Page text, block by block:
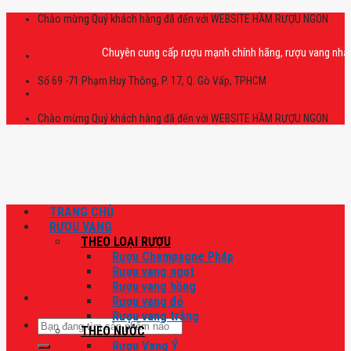
Skip
Chào mừng Quý khách hàng đã đến với WEBSITE HẦM RƯỢU NGON
Chuyên cung cấp rượu mạnh chính hãng, rượu vang nhập
Số 69 -71 Phạm Huy Thông, P. 17, Q. Gò Vấp, TPHCM
Chào mừng Quý khách hàng đã đến với WEBSITE HẦM RƯỢU NGON
Tìm
kiếm:
TRANG CHỦ
RƯỢU VANG
THEO LOẠI RƯỢU
Rượu Champagne Pháp
Rượu vang ngọt
Rượu vang hồng
Rượu vang đỏ
Rượu vang trắng
THEO NƯỚC
Rượu Vang Ý